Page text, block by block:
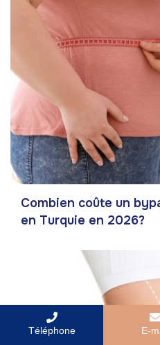
Combien coûte un
en Turquie en 2026?
Téléphone E-